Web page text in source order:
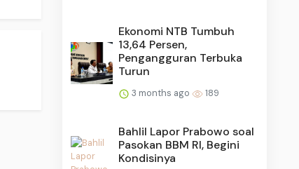
Ekonomi NTB Tumbuh
13,64 Persen,
Pengangguran Terbuka
Turun
3 months ago 189
Bahlil Lapor Prabowo soal
Pasokan BBM RI, Begini
Kondisinya